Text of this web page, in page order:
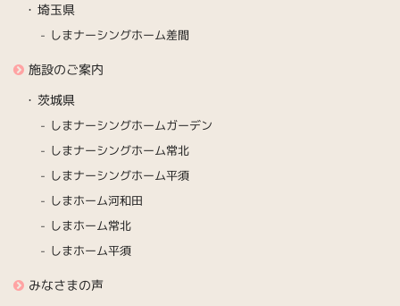
埼玉県
しまナーシングホーム差間
施設のご案内
茨城県
しまナーシングホームガーデン
しまナーシングホーム常北
しまナーシングホーム平須
しまホーム河和田
しまホーム常北
しまホーム平須
みなさまの声